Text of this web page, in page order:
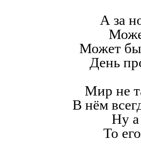
А за
Может
День
Мир не
В нём
Ну а
То